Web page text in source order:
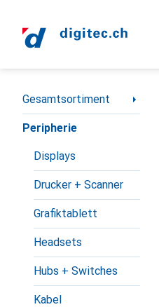
Navigation nach Kategorien
Gesamtsortiment
Peripherie
Displays
Drucker + Scanner
Grafiktablett
Headsets
Hubs + Switches
Kabel